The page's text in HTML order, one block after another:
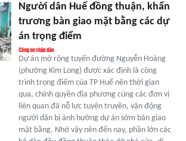
Người dân Huế đồng thuận, khẩn
trương bàn giao mặt bằng các dự
án trọng điểm
Dự án mở rộng tuyến đường Nguyễn Hoàng
(phường Kim Long) được xác định là công
trình trọng điểm của TP Huế nên thời gian
qua, chính quyền địa phương cùng các đơn vị
liên quan đã nỗ lực tuyên truyền, vận động
người dân bị ảnh hưởng dự án sớm bàn giao
mặt bằng. Nhờ vậy nên đến nay, phần lớn các